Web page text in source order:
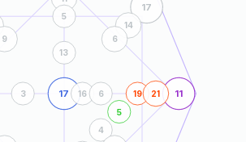
11
17
17
4
5
19 21
5
16 6
3
13
9
14
6